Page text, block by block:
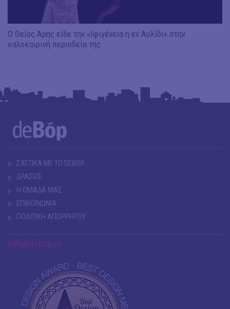
Ο Θείος Άρης είδε την «Ιφιγένεια η εν Αυλίδι» στην
καλοκαιρινή περιοδεία της
ΣΧΕΤΙΚΑ ΜΕ ΤΟ DEBOP
ΔΡΑΣΕΙΣ
Η ΟΜΑΔΑ ΜΑΣ
ΕΠΙΚΟΙΝΩΝΙΑ
ΠΟΛΙΤΙΚΗ ΑΠΟΡΡΗΤΟΥ
info@debop.gr